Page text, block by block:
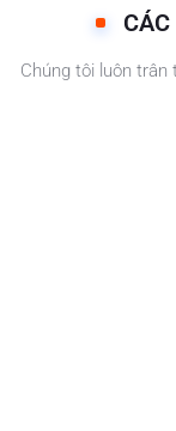
Chúng tôi luôn